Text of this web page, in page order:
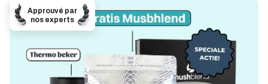
Approuvé par
nos experts